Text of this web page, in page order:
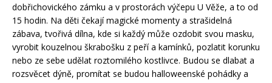
dobřichovického zámku a v prostorách výčepu U Věže, a to od
15 hodin. Na děti čekají magické momenty a strašidelná
zábava, tvořivá dílna, kde si každý může ozdobit svou masku,
vyrobit kouzelnou škrabošku z peří a kamínků, pozlatit korunku
nebo ze sebe udělat roztomilého kostlivce. Budou se dlabat a
rozsvěcet dýně, promítat se budou halloweenské pohádky a